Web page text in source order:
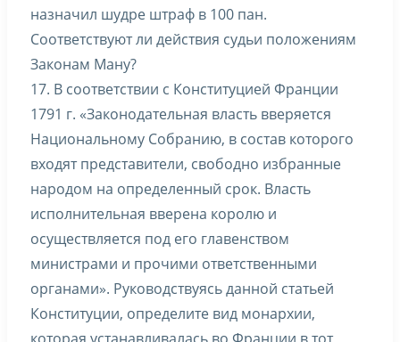
назначил шудре штраф в 100 пан.
Соответствуют ли действия судьи положениям
Законам Ману?
17. В соответствии с Конституцией Франции
1791 г. «Законодательная власть вверяется
Национальному Собранию, в состав которого
входят представители, свободно избранные
народом на определенный срок. Власть
исполнительная вверена королю и
осуществляется под его главенством
министрами и прочими ответственными
органами». Руководствуясь данной статьей
Конституции, определите вид монархии,